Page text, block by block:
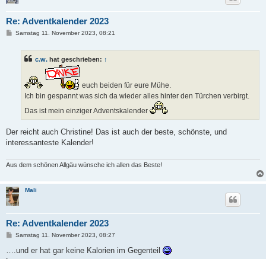
Re: Adventkalender 2023
BSamstag 11. November 2023, 08:21
c.w. hat geschrieben: ↑
euch beiden für eure Mühe.
Ich bin gespannt was sich da wieder alles hinter den Türchen verbirgt.
Das ist mein einziger Adventskalender
Der reicht auch Christine! Das ist auch der beste, schönste, und
interessanteste Kalender!
Aus dem schönen Allgäu wünsche ich allen das Beste!
Mali
Re: Adventkalender 2023
BSamstag 11. November 2023, 08:27
….und er hat gar keine Kalorien im Gegenteil